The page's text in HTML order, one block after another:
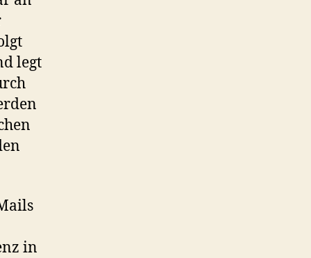
legt
in